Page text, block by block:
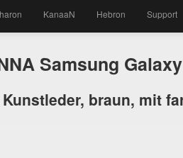
KanaaN Hebron Support
Samsung
braun, mit